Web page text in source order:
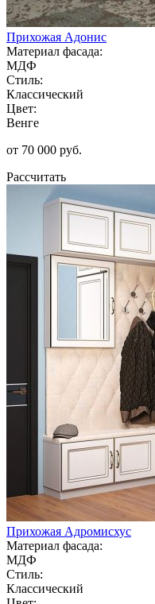
Прихожая Адонис
Материал фасада:
МДФ
Стиль:
Классический
Цвет:
Венге
от 70 000 руб.
Рассчитать
Прихожая Адромисхус
Материал фасада:
МДФ
Стиль:
Классический